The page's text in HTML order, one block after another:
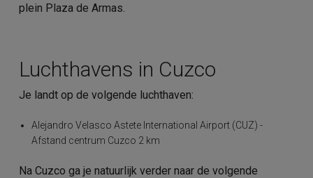
plein Plaza de Armas.
Luchthavens in Cuzco
Je landt op de volgende luchthaven:
Alejandro Velasco Astete International Airport (CUZ) -
Afstand centrum Cuzco 2 km
Na Cuzco ga je natuurlijk verder naar de volgende